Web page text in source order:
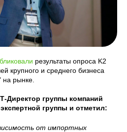
результаты опроса K2
крупного и среднего бизнеса
на рынке.
Директор группы компаний
группы и отметил:
от импортных